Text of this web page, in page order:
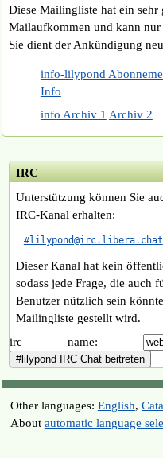
Diese Mailingliste hat ein sehr
Mailaufkommen und kann nur
Sie dient der Ankündigung
info-lilypond
Info
info Archiv 1 Archiv 2
IRC
Unterstützung können Sie
IRC-Kanal erhalten:
#lilypond@irc.libera.chat
Dieser Kanal hat kein
sodass jede Frage, die auch
Benutzer nützlich sein
Mailingliste gestellt wird.
irc name:
Other languages: English,
About automatic language